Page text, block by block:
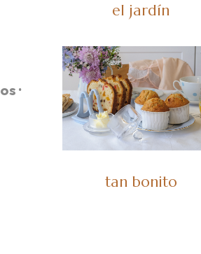
·
el jardín
tan bonito